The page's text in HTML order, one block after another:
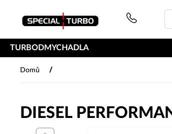
TURBODMYCHADLA
Domů /
DIESEL